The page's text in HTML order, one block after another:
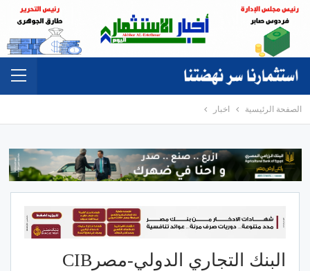
الصفحة الرئيسية اخبار
البنك التجاري الدولي-مصرCIB